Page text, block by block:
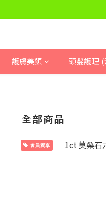
護膚美顏 頭髮護理
全部商品
會員獨享